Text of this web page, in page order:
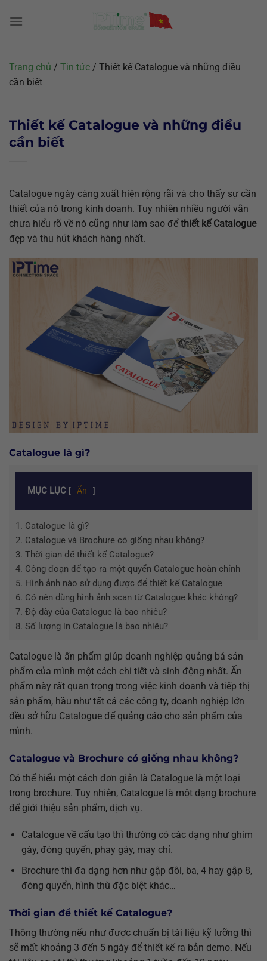
đến
Trang chủ / Tin tức / Thiết kế Catalogue và những điều
cần biết
Thiết kế Catalogue và những điều
cần biết
Catalogue ngày càng xuất hiện rộng rãi và cho thấy sự cần
thiết của nó trong kinh doanh. Tuy nhiên nhiều người vẫn
chưa hiểu rõ về nó cũng như làm sao đểthiết kế Catalogue
đẹp và thu hút khách hàng nhất.
Catalogue là gì?
MỤC LỤC [ Ẩn ]
1. Catalogue là gì?
2. Catalogue và Brochure có giống nhau không?
3. Thời gian để thiết kế Catalogue?
4. Công đoạn để tạo ra một quyển Catalogue hoàn chỉnh
5. Hình ảnh nào sử dụng được để thiết kế Catalogue
6. Có nên dùng hình ảnh scan từ Catalogue khác không?
7. Độ dày của Catalogue là bao nhiêu?
8. Số lượng in Catalogue là bao nhiêu?
Catalogue là ấn phẩm giúp doanh nghiệp quảng bá sản
phẩm của mình một cách chi tiết và sinh động nhất. Ấn
phẩm này rất quan trọng trong việc kinh doanh và tiếp thị
sản phẩm, hầu như tất cả các công ty, doanh nghiệp lớn
đều sở hữu Catalogue để quảng cáo cho sản phẩm của
mình.
Catalogue và Brochure có giống nhau không?
Có thể hiểu một cách đơn giản là Catalogue là một loại
trong brochure. Tuy nhiên, Catalogue là một dạng brochure
để giới thiệu sản phẩm, dịch vụ.
Catalogue về cấu tạo thì thường có các dạng như ghim
gáy, đóng quyển, phay gáy, may chỉ.
Brochure thì đa dạng hơn như gập đôi, ba, 4 hay gập 8,
đóng quyển, hình thù đặc biệt khác…
Thời gian để thiết kế Catalogue?
Thông thường nếu như được chuẩn bị tài liệu kỹ lưỡng thì
sẽ mất khoảng 3 đến 5 ngày để thiết kế ra bản demo. Nếu